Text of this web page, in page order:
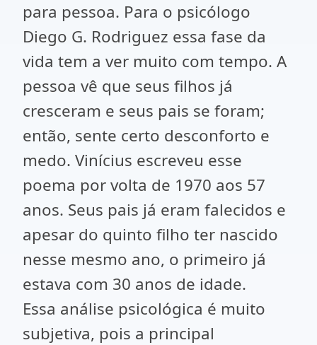
para pessoa. Para o psicólogo
Diego G. Rodriguez essa fase da
vida tem a ver muito com tempo. A
pessoa vê que seus filhos já
cresceram e seus pais se foram;
então, sente certo desconforto e
medo. Vinícius escreveu esse
poema por volta de 1970 aos 57
anos. Seus pais já eram falecidos e
apesar do quinto filho ter nascido
nesse mesmo ano, o primeiro já
estava com 30 anos de idade.
Essa análise psicológica é muito
subjetiva, pois a principal